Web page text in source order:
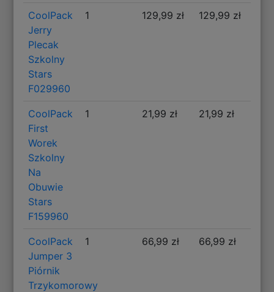
CoolPack
Jerry
Plecak
Szkolny
Stars
F029960
1 129,99 zł 129,99 zł
CoolPack
First
Worek
Szkolny
Na
Obuwie
Stars
F159960
1 21,99 zł 21,99 zł
CoolPack
Jumper 3
Piórnik
Trzykomorowy
1 66,99 zł 66,99 zł